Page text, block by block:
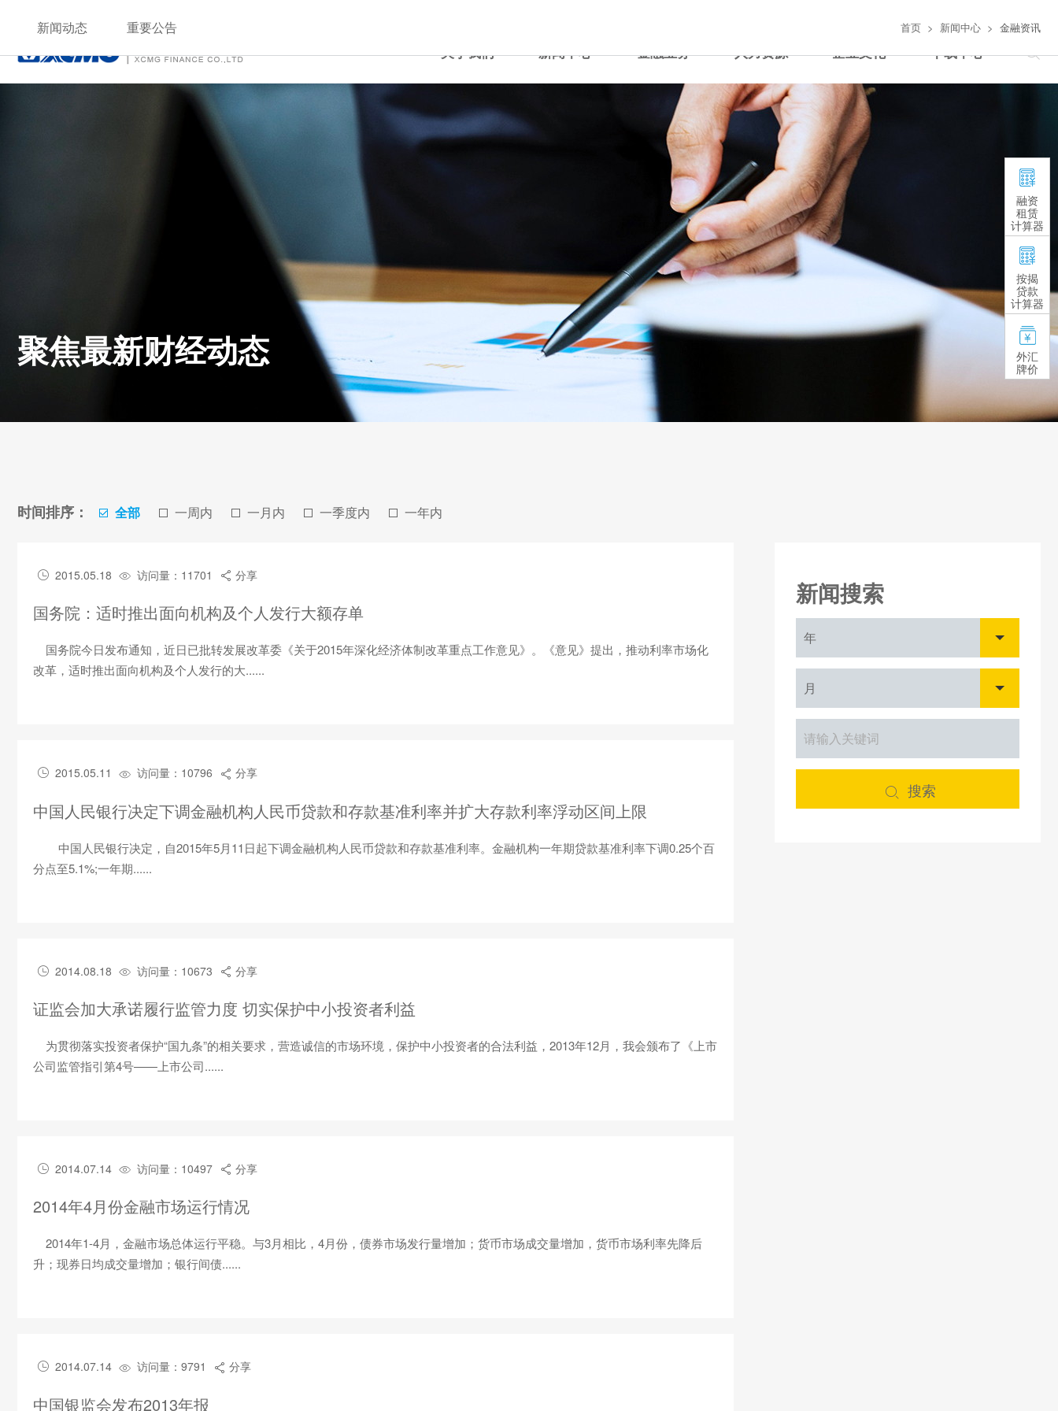

关于我们  新闻中心  金融业务  人力资源  企业文化  下载中心 
聚焦最新财经动态
新闻动态 重要公告 首页 > 新闻中心 > 金融资讯
时间排序： 全部 一周内 一月内 一季度内 一年内
新闻搜索
年
月
 搜索
 2015.05.18  访问量：11701  分享
国务院：适时推出面向机构及个人发行大额存单
国务院今日发布通知，近日已批转发展改革委《关于2015年深化经济体制改革重点工作意见》。《意见》提出，推动利率市场化
改革，适时推出面向机构及个人发行的大......
 2015.05.11  访问量：10796  分享
中国人民银行决定下调金融机构人民币贷款和存款基准利率并扩大存款利率浮动区间上限
中国人民银行决定，自2015年5月11日起下调金融机构人民币贷款和存款基准利率。金融机构一年期贷款基准利率下调0.25个百
分点至5.1%;一年期......
 2014.08.18  访问量：10673  分享
证监会加大承诺履行监管力度 切实保护中小投资者利益
为贯彻落实投资者保护“国九条”的相关要求，营造诚信的市场环境，保护中小投资者的合法利益，2013年12月，我会颁布了《上市
公司监管指引第4号——上市公司......
 2014.07.14  访问量：10497  分享
2014年4月份金融市场运行情况
2014年1-4月，金融市场总体运行平稳。与3月相比，4月份，债券市场发行量增加；货币市场成交量增加，货币市场利率先降后
升；现券日均成交量增加；银行间债......
 2014.07.14  访问量：9791  分享
中国银监会发布2013年报
融资
租赁
计算器
按揭
贷款
计算器
外汇
牌价